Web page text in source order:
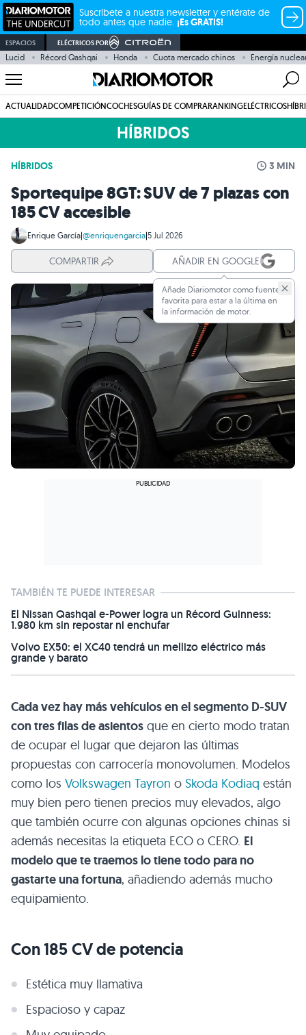
Suscríbete a nuestra newsletter y entérate de
todo antes que nadie. ¡Es GRATIS!
ESPACIOS ELÉCTRICOS POR
Lucid Récord Qashqai Honda Cuota mercado chinos Energía
ACTUALIDADCOMPETICIÓNCOCHESGUÍAS DE COMPRARANKINGELÉCTRICOS
HÍBRIDOS
HÍBRIDOS 3 MIN
Sportequipe 8GT: SUV de 7 plazas con
185 CV accesible
Enrique García|@enriquengarcia|5 Jul 2026
COMPARTIR AÑADIR EN GOOGLE
Añade Diariomotor como fuente
favorita para estar a la última en
la información de motor.
TAMBIÉN TE PUEDE INTERESAR
El Nissan Qashqai e-Power logra un Récord Guinness:
1.980 km sin repostar ni enchufar
Volvo EX50: el XC40 tendrá un mellizo eléctrico más
grande y barato
Cada vez hay más vehículos en el segmento D-SUV
con tres filas de asientos que en cierto modo tratan
de ocupar el lugar que dejaron las últimas
propuestas con carrocería monovolumen. Modelos
como los Volkswagen Tayron o Skoda Kodiaq están
muy bien pero tienen precios muy elevados, algo
que también ocurre con algunas opciones chinas si
además necesitas la etiqueta ECO o CERO. El
modelo que te traemos lo tiene todo para no
gastarte una fortuna, añadiendo además mucho
equipamiento.
Con 185 CV de potencia
Estética muy llamativa
Espacioso y capaz